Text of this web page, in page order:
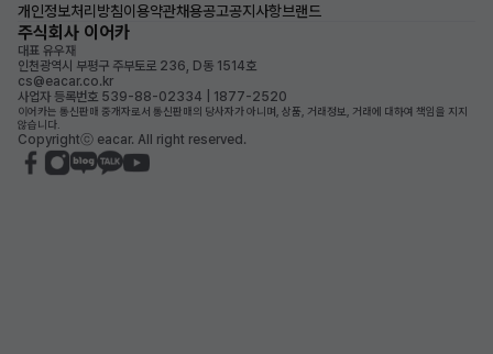
개인정보처리방침이용약관채용공고공지사항브랜드
주식회사 이어카
대표 유우재
인천광역시 부평구 주부토로 236, D동 1514호
cs@eacar.co.kr
사업자 등록번호 539-88-02334 | 1877-2520
이어카는 통신판매 중개자로서 통신판매의 당사자가 아니며, 상품, 거래정보, 거래에 대하여 책임을 지지
않습니다.
Copyrightⓒ eacar. All right reserved.